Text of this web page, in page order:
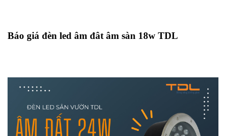
Báo giá đèn led âm đât âm sàn 18w TDL